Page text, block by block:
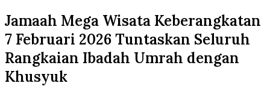
Jamaah Mega Wisata Keberangkatan
7 Februari 2026 Tuntaskan Seluruh
Rangkaian Ibadah Umrah dengan
Khusyuk